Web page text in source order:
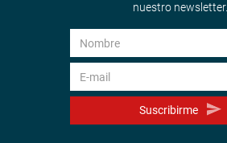
nuestro newsletter.
Suscribirme